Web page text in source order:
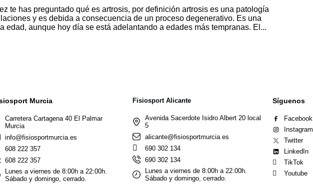
te has preguntado qué es artrosis, por definición artrosis es una patología
y es debida a consecuencia de un proceso degenerativo. Es una
edad, aunque hoy día se está adelantando a edades más tempranas. El...
Murcia
Carretera Cartagena 40 El Palmar
Murcia
info@fisiosportmurcia.es
608 222 357
608 222 357
Lunes a viernes de 8:00h a 22:00h.
Sábado y domingo, cerrado.
Fisiosport Alicante
Avenida Sacerdote Isidro Albert 20 local
5
alicante@fisiosportmurcia.es
690 302 134
690 302 134
Lunes a viernes de 8:00h a 22:00h.
Sábado y domingo, cerrado.
Síguenos
Facebook
Instagram
Twitter
LinkedIn
TikTok
Youtube